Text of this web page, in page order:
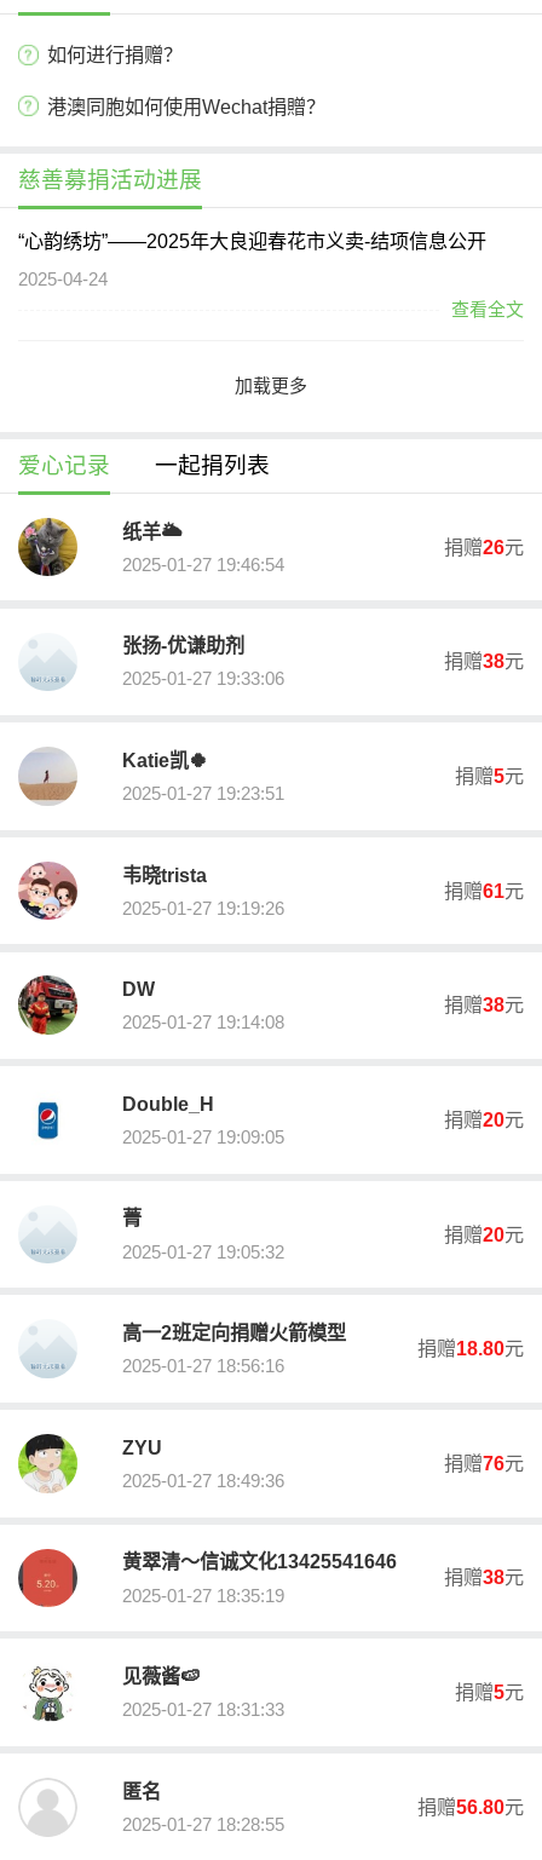
慈善募捐活动预算
如需领取捐赠收据，请联系大良慈善会秘书处游小姐，0757-22617
076。
关于我们（办公地址）
本慈善募捐活动由佛山市顺德区大良慈善会和佛山市顺德区大良一
佛山市顺德区大良慈善会（下称“本会”），成立于2008年12月25
日，自成立以来致力于开展扶贫济困、救急解难、扶老、救孤、恤
事会于2022年3月正式履职，现有会员165名，为历届之最。从2008
年起，本会共募集善款超2.65亿元，共设立91个冠名基金。慈善帮
“红玫瑰奖”、佛山市脱贫攻坚突出贡献集体、顺德区突出贡献慈善组
织、顺德区三八红旗集体、顺德区年度慈善组织、大良街道先进基
层党组织等奖项。
佛山市顺德区大良一心志愿者协会成立于2013年5月，是顺德区首支
注册成为法人的志愿者队伍，顺德首家成立党支部和妇联的志愿者
愿服务，拥有注册志愿者1975人。品牌项目有；听涛追梦、画出未
来、大良志愿者学院、音画影院、童心暖社会、心韵绣坊、手语学
会弱势群体；联动多方资源，实现可持续发展，并且不断探索学
习，为志愿者提供培训和关怀，创新志愿服务，创建专业化的团
队，成为了顺德志愿服务的标杆。
受益人(服务对象)
佛山市顺德区大良街道残障人士约50人
展助残志愿服务项目。
募捐成本
气球、扭扭棒、钩织品等材料费，1批，4000.00元； 摊位布置费
饭餐及饮用水费用，150份，4500.00元。 合计10000.00元
募捐活动负责人
职务
项目专干
如何进行捐赠？
港澳同胞如何使用Wechat捐贈？
慈善募捐活动进展
“心韵绣坊”——2025年大良迎春花市义卖-结项信息公开
2025-04-24
查看全文
加载更多
爱心记录 一起捐列表
纸羊🌥
2025-01-27 19:46:54
捐赠26元
张扬-优谦助剂
2025-01-27 19:33:06
捐赠38元
Katie凯🍀
2025-01-27 19:23:51
捐赠5元
韦晓trista
2025-01-27 19:19:26
捐赠61元
DW
2025-01-27 19:14:08
捐赠38元
Double_H
2025-01-27 19:09:05
捐赠20元
菁
2025-01-27 19:05:32
捐赠20元
高一2班定向捐赠火箭模型
2025-01-27 18:56:16
捐赠18.80元
ZYU
2025-01-27 18:49:36
捐赠76元
黄翠清～信诚文化13425541646
2025-01-27 18:35:19
捐赠38元
见薇酱🍉
2025-01-27 18:31:33
捐赠5元
匿名
2025-01-27 18:28:55
捐赠56.80元